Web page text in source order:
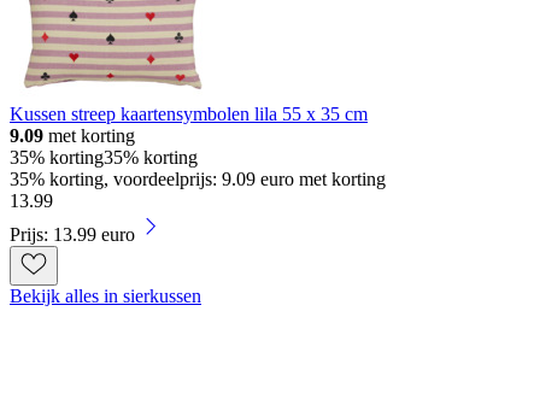
Kussen streep kaartensymbolen lila 55 x 35 cm
9.09 met korting
35% korting35% korting
35% korting, voordeelprijs: 9.09 euro met korting
13.99
Prijs: 13.99 euro
Bekijk alles in sierkussen